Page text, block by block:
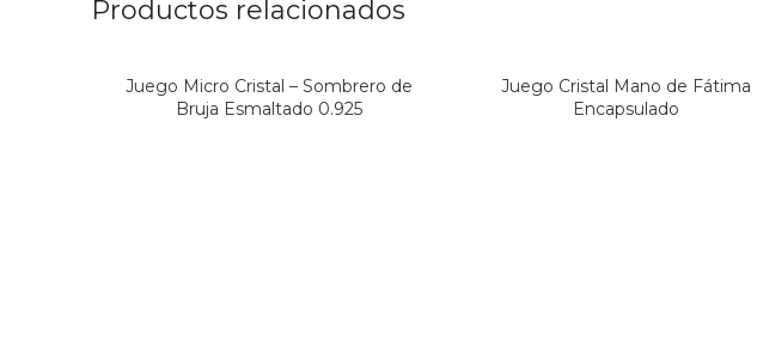
Productos relacionados
Juego Micro Cristal – Sombrero de
Bruja Esmaltado 0.925
Juego Cristal Mano de Fátima
Encapsulado